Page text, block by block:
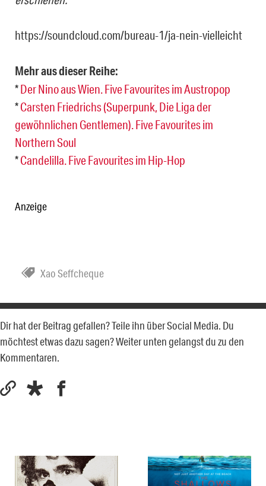
https://soundcloud.com/bureau-1/ja-nein-vielleicht
Mehr aus dieser Reihe:
*Der Nino aus Wien. Five Favourites im Austropop
*Carsten Friedrichs (Superpunk, Die Liga der
gewöhnlichen Gentlemen). Five Favourites im
Northern Soul
*Candelilla. Five Favourites im Hip-Hop
Anzeige
Xao Seffcheque
Dir hat der Beitrag gefallen? Teile ihn über Social Media. Du
möchtest etwas dazu sagen? Weiter unten gelangst du zu den
Kommentaren.